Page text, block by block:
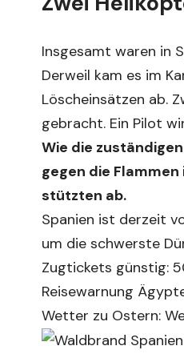
Insgesamt waren in
Derweil kam es im
Löscheinsätzen ab.
gebracht. Ein Pilot
Wie die
gegen die
stützten ab.
Spanien ist derzeit
um die schwerste
Zugtickets günstig:
Reisewarnung
Wetter zu Ostern: